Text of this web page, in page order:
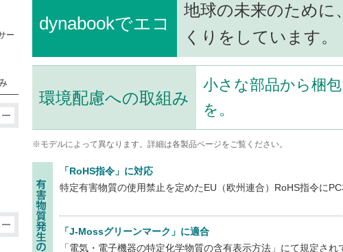
ー
dynabookでエコ
地球の未来のために
くりをしています。
環境配慮への取組み
小さな部品から梱
を。
※モデルによって異なります。詳細は各製品ページをご覧ください。
「RoHS指令」に対応
特定有害物質の使用禁止を定めたEU（欧州連合）RoHS指令にPC
「J-Mossグリーンマーク」に適合
「電気・電子機器の特定化学物質の含有表示方法」にて規定さ